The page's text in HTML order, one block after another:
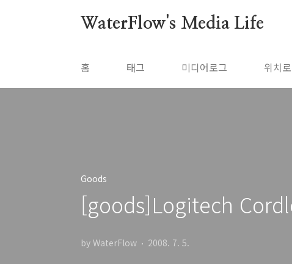
WaterFlow's Media Life
홈 태그 미디어로그 위치
Goods
[goods]Logitech
by WaterFlow 2008. 7. 5.